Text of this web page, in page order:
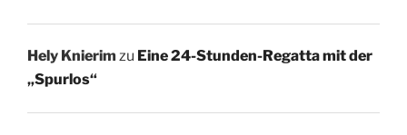
Hely Knierim zu Eine 24-Stunden-Regatta mit der
„Spurlos“